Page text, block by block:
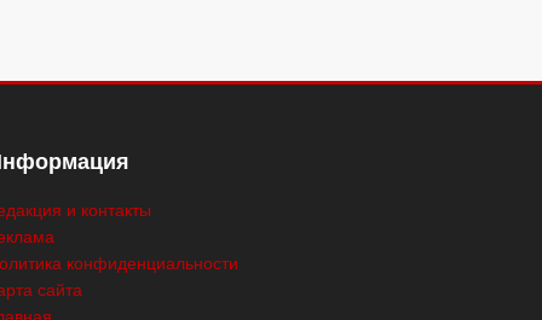
и контакты
конфиденциальности
сайта